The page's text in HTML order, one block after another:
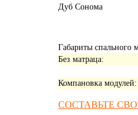
Дуб Сонома
Габариты спального
Без матраца:
Компановка модулей:
СОСТАВЬТЕ